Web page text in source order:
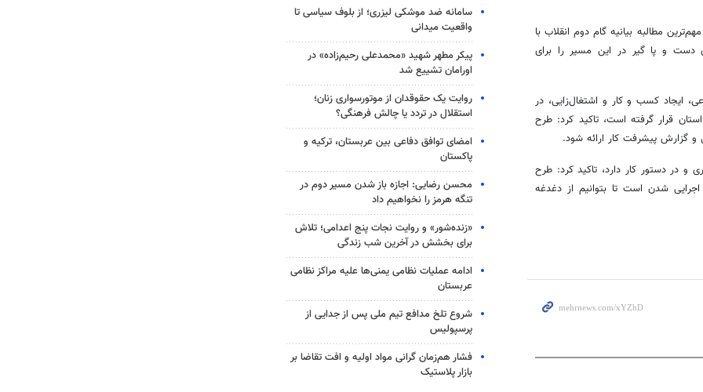
مطالبه بیانیه گام دوم انقلاب با
دست و پا گیر در این مسیر را برای
ایجاد کسب و کار و اشتغال‌زایی، در
قرار گرفته است، تاکید کرد: طرح
و گزارش پیشرفت کار ارائه شود.
و در دستور کار دارد، تاکید کرد: طرح
شدن است تا بتوانیم از دغدغه
سامانه ضد موشکی لیزری؛ از بلوف سیاسی تا
واقعیت میدانی
پیکر مطهر شهید «محمدعلی رحیم‌زاده» در
اورامان تشییع شد
روایت یک حقوقدان از موتورسواری زنان؛
استقلال در تردد یا چالش فرهنگی؟
امضای توافق دفاعی بین عربستان، ترکیه و
پاکستان
محسن رضایی: اجازه باز شدن مسیر دوم در
تنگه هرمز را نخواهیم داد
«زنده‌شور» و روایت نجات پنج اعدامی؛ تلاش
برای بخشش در آخرین شب زندگی
ادامه عملیات نظامی یمنی‌ها علیه مراکز نظامی
عربستان
شروع تلخ مدافع تیم ملی پس از جدایی از
پرسپولیس
فشار هم‌زمان گرانی مواد اولیه و افت تقاضا بر
بازار پلاستیک